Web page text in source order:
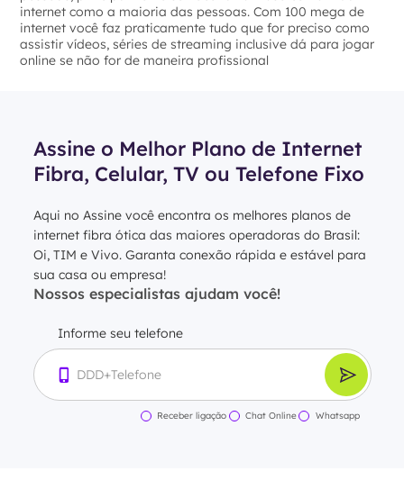
internet como a maioria das pessoas. Com 100 mega de
internet você faz praticamente tudo que for preciso como
assistir vídeos, séries de streaming inclusive dá para jogar
online se não for de maneira profissional
Assine o Melhor Plano de Internet
Fibra, Celular, TV ou Telefone Fixo
Aqui no Assine você encontra os melhores planos de
internet fibra ótica das maiores operadoras do Brasil:
Oi, TIM e Vivo. Garanta conexão rápida e estável para
sua casa ou empresa!
Nossos especialistas ajudam você!
Informe seu telefone
Receber ligação Chat Online Whatsapp